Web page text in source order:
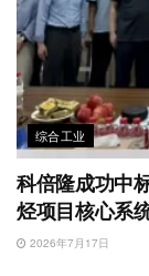
综合工业
科倍隆成功中
烃项目核心系
2026年7月17日